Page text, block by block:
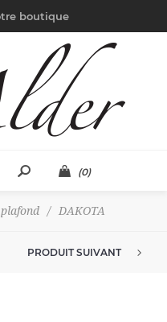
boutique
(0)
/ DAKOTA
PRODUIT SUIVANT